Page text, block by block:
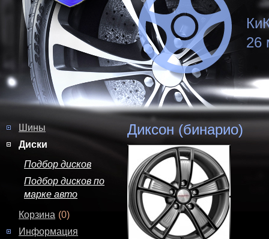
26
Шины
Диски
Подбор дисков
Подбор дисков по
марке авто
Корзина (0)
Информация
Диксон (бинарио)